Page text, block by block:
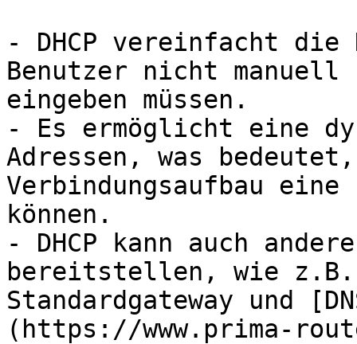
- DHCP vereinfacht
Benutzer nicht
eingeben müssen.
- Es ermöglicht eine
Adressen, was
Verbindungsaufbau
können.
- DHCP kann auch
bereitstellen, wie z.B.
Standardgateway und
(https://www.prima-